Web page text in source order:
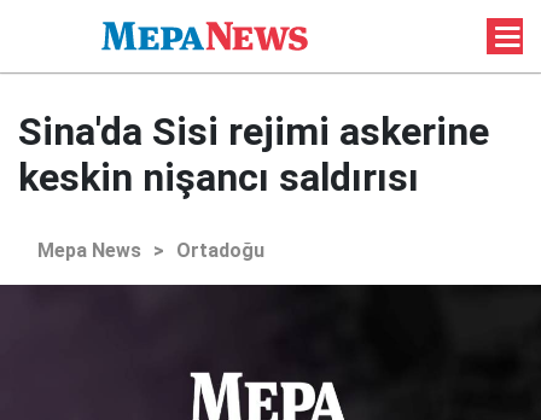
Sina'da Sisi rejimi askerine
keskin nişancı saldırısı
Mepa News > Ortadoğu